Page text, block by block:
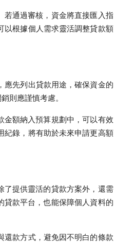
若通過審核，資金將直接匯入指
以根據個人需求靈活調整貸款額
應先列出貸款用途，確保資金的
則應謹慎考慮。
金額納入預算規劃中，可以有效
紀錄，將有助於未來申請更高額
了提供靈活的貸款方案外，還需
貸款平台，也能保障個人資料的
還款方式，避免因不明白的條款